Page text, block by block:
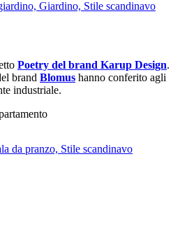
Poetry del brand Karup Design.
brand Blomus hanno conferito agli
industriale.